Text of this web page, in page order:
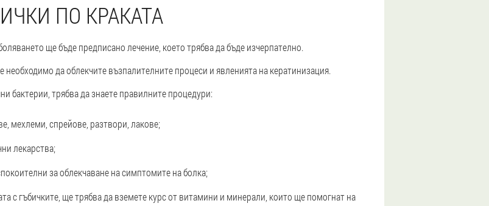
ПО КРАКАТА
ще бъде предписано лечение, което трябва да бъде изчерпателно.
да облекчите възпалителните процеси и явленията на кератинизация.
бактерии, трябва да знаете правилните процедури:
мехлеми, спрейове, разтвори, лакове;
лекарства;
за облекчаване на симптомите на болка;
с гъбичките, ще трябва да вземете курс от витамини и минерали, които ще помогнат на